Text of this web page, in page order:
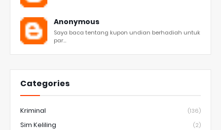
Anonymous
Saya baca tentang kupon undian berhadiah untuk
par...
Categories
Kriminal (136)
Sim Keliling (2)